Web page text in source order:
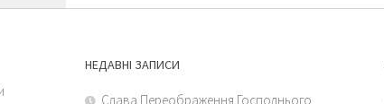
НЕДАВНІ ЗАПИСИ
Слава Переображення Господнього